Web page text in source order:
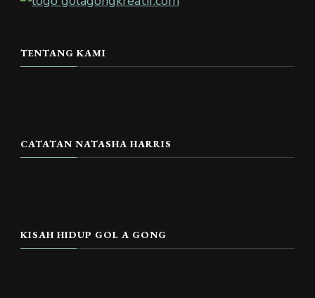
TENTANG KAMI
CATATAN NATASHA HARRIS
KISAH HIDUP GOL A GONG